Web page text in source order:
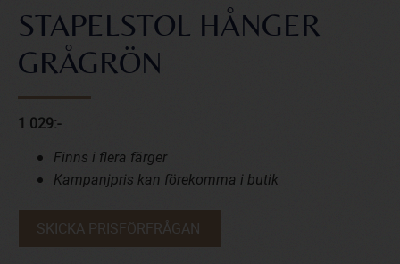
STAPELSTOL HÅNGER
GRÅGRÖN
1 029:-
Finns i flera färger
Kampanjpris kan förekomma i butik
SKICKA PRISFÖRFRÅGAN